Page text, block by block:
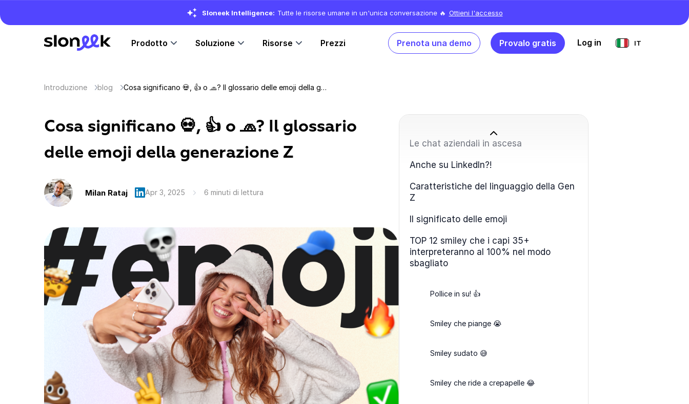
Sloneek Intelligence: Tutte le risorse umane in un'unica conversazione 🔥 Ottieni l'accesso
Prodotto Soluzione Risorse Prezzi Prenota una demo Provalo gratis Log in IT
Introduzione blog Cosa significano 💀, 👍 o 🧢? Il glossario delle emoji della generazione Z
Cosa significano 💀, 👍 o 🧢? Il glossario
delle emoji della generazione Z
Milan Rataj Apr 3, 2025 6 minuti di lettura
Le chat aziendali in ascesa
Anche su LinkedIn?!
Caratteristiche del linguaggio della Gen
Z
Il significato delle emoji
TOP 12 smiley che i capi 35+
interpreteranno al 100% nel modo
sbagliato
Pollice in su! 👍
Smiley che piange 😭
Smiley sudato 😅
Smiley che ride a crepapelle 😂